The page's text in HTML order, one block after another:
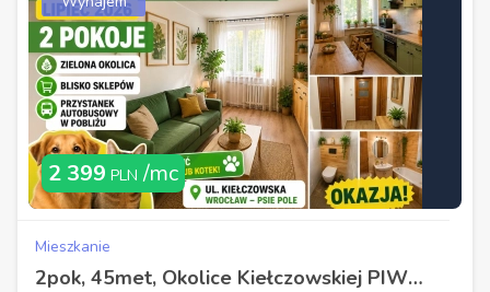
2 399 PLN /mc
Mieszkanie
2pok, 45met, Okolice Kiełczowskiej PIWNICA/PARKING (Wrocław)